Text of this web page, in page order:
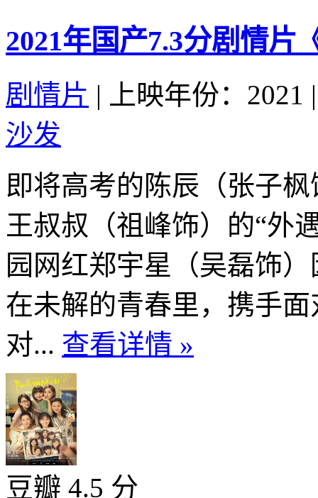
2021年国产7.3分剧情片
剧情片 | 上映年份：2021 |
沙发
即将高考的陈辰（张子
王叔叔（祖峰饰）的“外
园网红郑宇星（吴磊饰
在未解的青春里，携手
对... 查看详情 »
豆瓣 4.5 分